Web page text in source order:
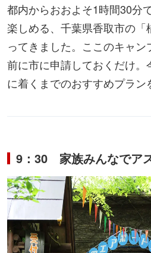
都内からおおよそ1時間30分
楽しめる、千葉県香取市の
ってきました。ここのキャ
前に市に申請しておくだけ
に着くまでのおすすめプラン
9：30 家族みんなでア